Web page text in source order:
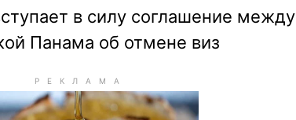
в силу соглашение между
Панама об отмене виз